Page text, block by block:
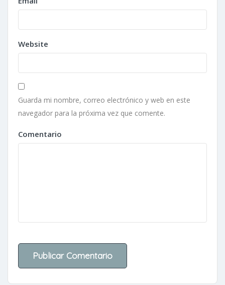
Website
Guarda mi nombre, correo electrónico y web en este
navegador para la próxima vez que comente.
Comentario